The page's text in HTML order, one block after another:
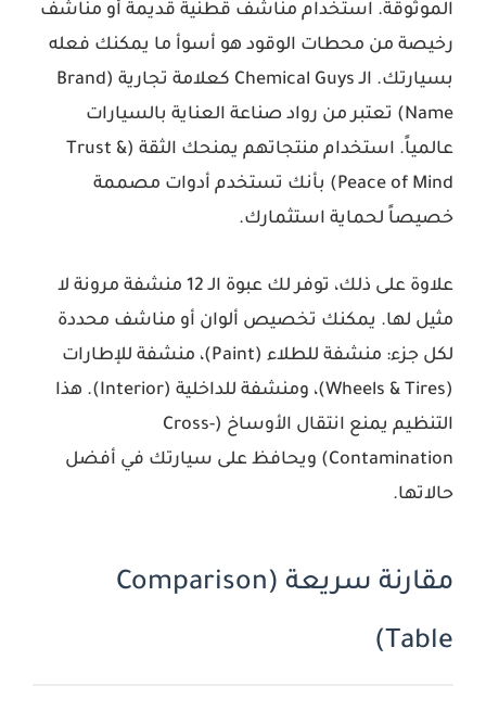
الموثوقة. استخدام مناشف قطنية قديمة أو مناشف
رخيصة من محطات الوقود هو أسوأ ما يمكنك فعله
بسيارتك. الـ Chemical Guys
كعلامة تجارية (Brand
Name) تعتبر من رواد صناعة العناية بالسيارات
عالمياً. استخدام منتجاتهم يمنحك الثقة (Trust &
Peace of Mind) بأنك تستخدم أدوات مصممة
خصيصاً لحماية استثمارك.
علاوة على ذلك، توفر لك عبوة الـ 12 منشفة مرونة لا
مثيل لها. يمكنك تخصيص ألوان أو مناشف محددة
لكل جزء: منشفة للطلاء (Paint)، منشفة للإطارات
(Wheels & Tires)، ومنشفة للداخلية (Interior). هذا
التنظيم يمنع انتقال الأوساخ (Cross-
Contamination) ويحافظ على سيارتك في أفضل
حالاتها.
مقارنة سريعة (Comparison
Table)